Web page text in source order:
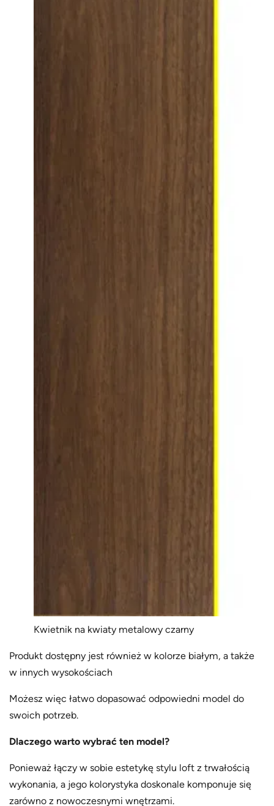
Kwietnik na kwiaty metalowy czarny
Produkt dostępny jest również w kolorze białym, a także
w innych wysokościach
Możesz więc łatwo dopasować odpowiedni model do
swoich potrzeb.
Dlaczego warto wybrać ten model?
Ponieważ łączy w sobie estetykę stylu loft z trwałością
wykonania, a jego kolorystyka doskonale komponuje się
zarówno z nowoczesnymi wnętrzami.